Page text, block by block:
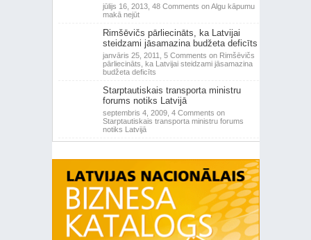
jūlijs 16, 2013, 48 Comments on Algu kāpumu
makā nejūt
Rimšēvičs pārliecināts, ka Latvijai
steidzami jāsamazina budžeta deficīts
janvāris 25, 2011, 5 Comments on Rimšēvičs
pārliecināts, ka Latvijai steidzami jāsamazina
budžeta deficīts
Starptautiskais transporta ministru
forums notiks Latvijā
septembris 4, 2009, 4 Comments on
Starptautiskais transporta ministru forums
notiks Latvijā